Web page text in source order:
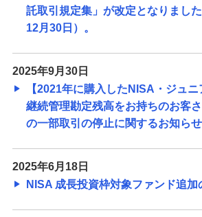
託取引規定集」が改定となりまし
12月30日）。
2025年9月30日
【2021年に購入したNISA・ジュ
継続管理勘定残高をお持ちのお客
の一部取引の停止に関するお知らせ
2025年6月18日
NISA 成長投資枠対象ファンド追加